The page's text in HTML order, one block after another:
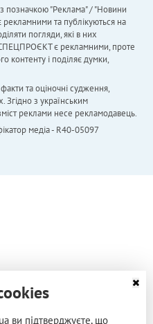
з позначкою "Реклама" / "Новини
та публікуються на
погляди, які в них
є рекламними, проте
контенту і поділяє думки,
та оціночні судження,
з українським
реклами несе рекламодавець.
медіа - R40-05097
ви підтверджуєте, що